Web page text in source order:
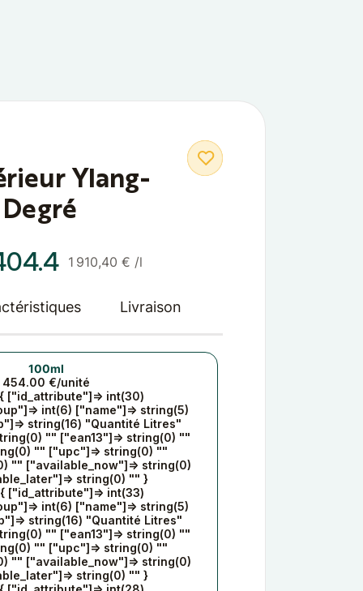
Ylang-
1 910,40 € /l
Livraison
100ml
454.00 €/unité
["id_attribute"]=> int(30)
int(6) ["name"]=> string(5)
string(16) "Quantité Litres"
"" ["ean13"]=> string(0) ""
"" ["upc"]=> string(0) ""
"" ["available_now"]=> string(0)
string(0) "" }
["id_attribute"]=> int(33)
int(6) ["name"]=> string(5)
string(16) "Quantité Litres"
"" ["ean13"]=> string(0) ""
"" ["upc"]=> string(0) ""
"" ["available_now"]=> string(0)
string(0) "" }